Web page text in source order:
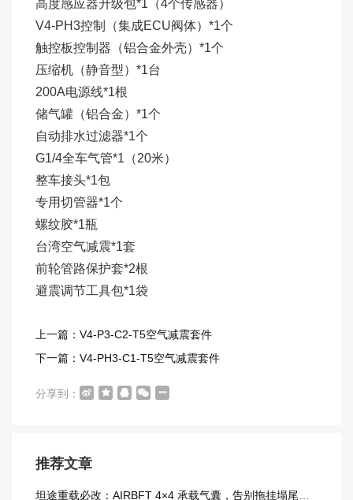
高度感应器升级包*1（4个传感器）
V4-PH3控制（集成ECU阀体）*1个
触控板控制器（铝合金外壳）*1个
压缩机（静音型）*1台
200A电源线*1根
储气罐（铝合金）*1个
自动排水过滤器*1个
G1/4全车气管*1（20米）
整车接头*1包
专用切管器*1个
螺纹胶*1瓶
台湾空气减震*1套
前轮管路保护套*2根
避震调节工具包*1袋
上一篇：V4-P3-C2-T5空气减震套件
下一篇：V4-PH3-C1-T5空气减震套件
分享到：
推荐文章
坦途重载必改：AIRBFT 4×4 承载气囊，告别拖挂塌尾窘境